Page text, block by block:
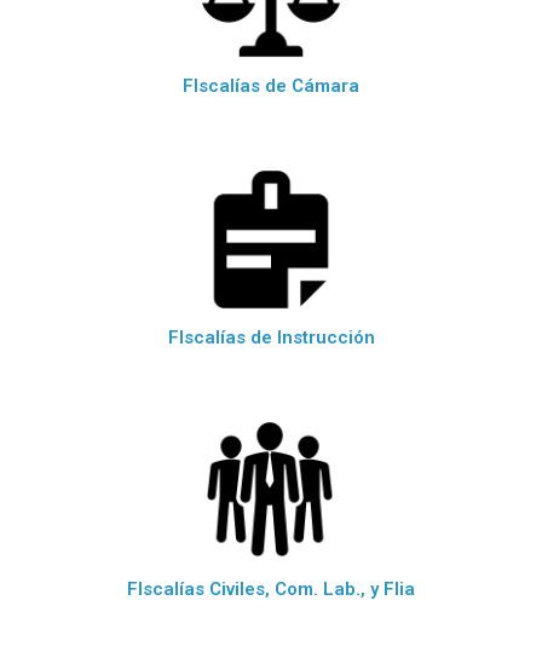
FIscalías de Cámara
FIscalías de Instrucción
FIscalías Civiles, Com. Lab., y Flia